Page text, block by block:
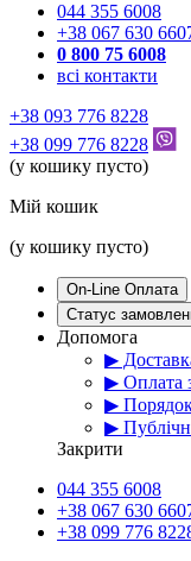
044 355 6008
+38 067 630
0 800 75 6008
всі контакти
+38 093 776 8228
+38 099 776 8228
(у кошику пусто)
Мій кошик
(у кошику пусто)
On-Line Оплата
Статус
Допомога
▶
▶ Оплата
▶
▶
Закрити
044 355 6008
+38 067 630
+38 099 776